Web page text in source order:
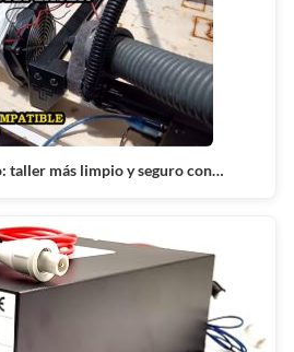
taller más limpio y seguro con…